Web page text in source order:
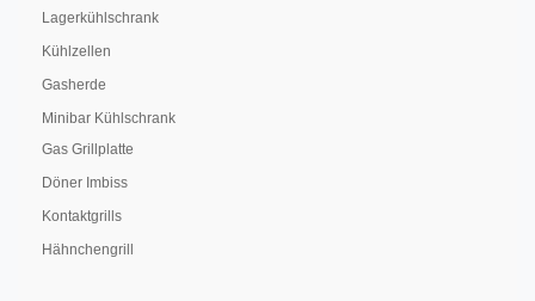
Lagerkühlschrank
Kühlzellen
Gasherde
Minibar Kühlschrank
Gas Grillplatte
Döner Imbiss
Kontaktgrills
Hähnchengrill